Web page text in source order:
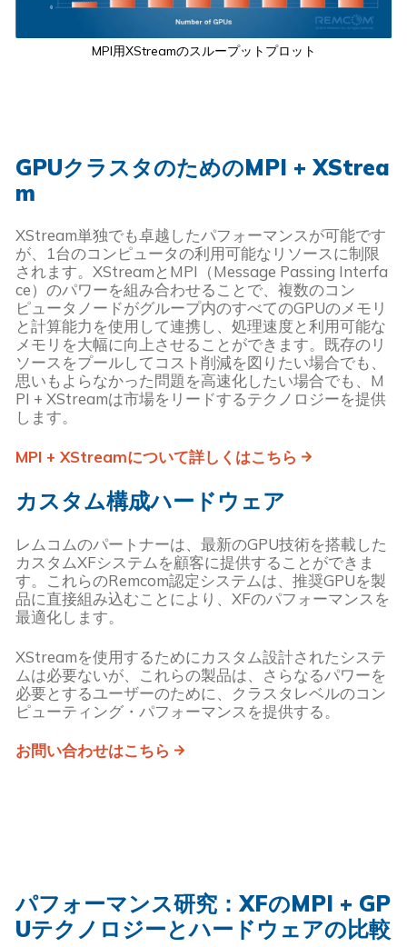
MPI用XStreamのスループットプロット
GPUクラスタのためのMPI + XStrea
m
XStream単独でも卓越したパフォーマンスが可能です
が、1台のコンピュータの利用可能なリソースに制限
されます。XStreamとMPI（Message Passing Interfa
ce）のパワーを組み合わせることで、複数のコン
ピュータノードがグループ内のすべてのGPUのメモリ
と計算能力を使用して連携し、処理速度と利用可能な
メモリを大幅に向上させることができます。既存のリ
ソースをプールしてコスト削減を図りたい場合でも、
思いもよらなかった問題を高速化したい場合でも、M
PI + XStreamは市場をリードするテクノロジーを提供
します。
MPI + XStreamについて詳しくはこちら
カスタム構成ハードウェア
レムコムのパートナーは、最新のGPU技術を搭載した
カスタムXFシステムを顧客に提供することができま
す。これらのRemcom認定システムは、推奨GPUを製
品に直接組み込むことにより、XFのパフォーマンスを
最適化します。
XStreamを使用するためにカスタム設計されたシステ
ムは必要ないが、これらの製品は、さらなるパワーを
必要とするユーザーのために、クラスタレベルのコン
ピューティング・パフォーマンスを提供する。
お問い合わせはこちら
パフォーマンス研究：XFのMPI + GP
Uテクノロジーとハードウェアの比較